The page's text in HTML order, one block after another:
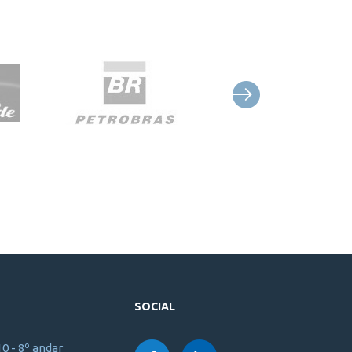
- 8º andar
SOCIAL